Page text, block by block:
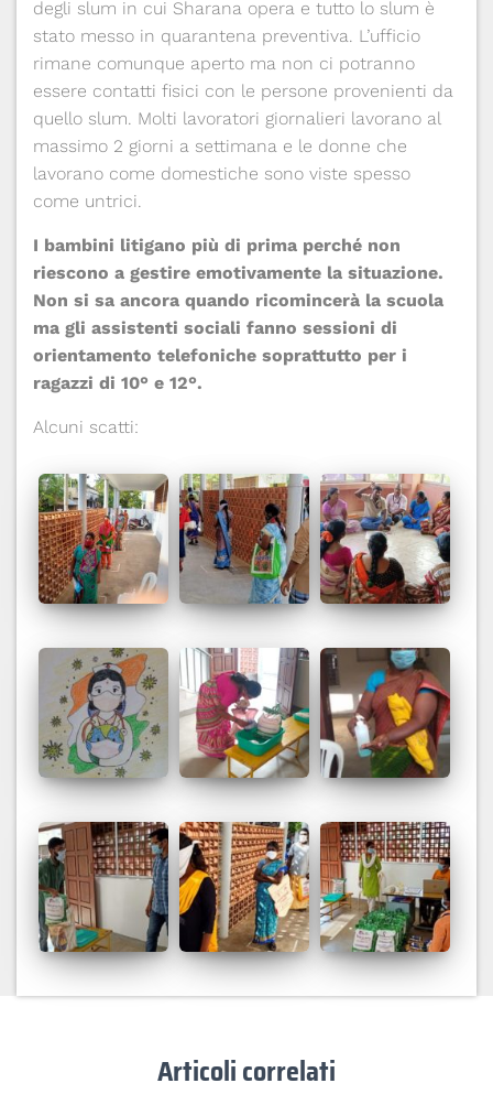
degli slum in cui Sharana opera e tutto lo slum è
stato messo in quarantena preventiva. L’ufficio
rimane comunque aperto ma non ci potranno
essere contatti fisici con le persone provenienti da
quello slum. Molti lavoratori giornalieri lavorano al
massimo 2 giorni a settimana e le donne che
lavorano come domestiche sono viste spesso
come untrici.
I bambini litigano più di prima perché non
riescono a gestire emotivamente la situazione.
Non si sa ancora quando ricomincerà la scuola
ma gli assistenti sociali fanno sessioni di
orientamento telefoniche soprattutto per i
ragazzi di 10° e 12°.
Alcuni scatti:
Articoli correlati